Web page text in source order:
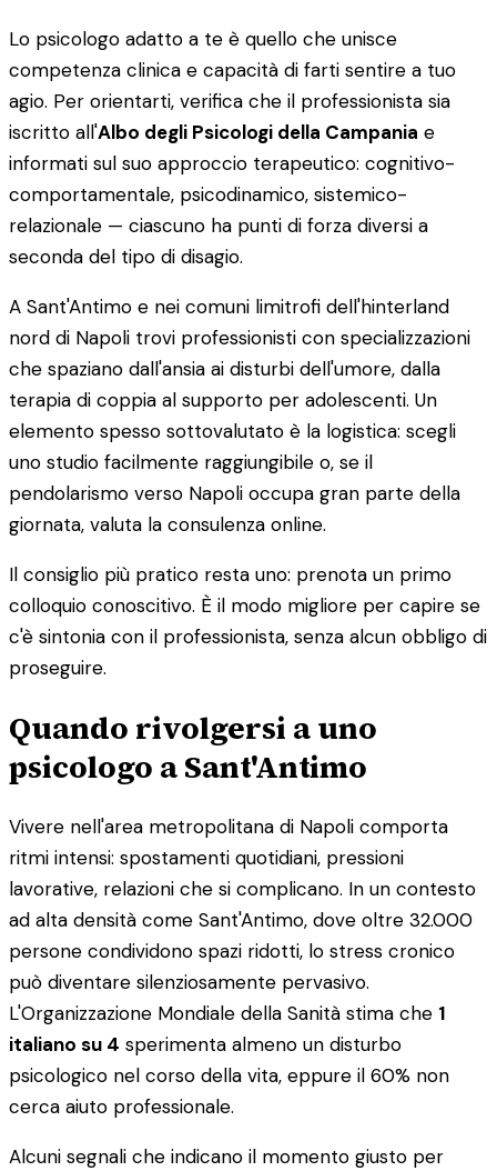
Lo psicologo adatto a te è quello che unisce
competenza clinica e capacità di farti sentire a tuo
agio. Per orientarti, verifica che il professionista sia
iscritto all'Albo degli Psicologi della Campania e
informati sul suo approccio terapeutico: cognitivo-
comportamentale, psicodinamico, sistemico-
relazionale — ciascuno ha punti di forza diversi a
seconda del tipo di disagio.
A Sant'Antimo e nei comuni limitrofi dell'hinterland
nord di Napoli trovi professionisti con specializzazioni
che spaziano dall'ansia ai disturbi dell'umore, dalla
terapia di coppia al supporto per adolescenti. Un
elemento spesso sottovalutato è la logistica: scegli
uno studio facilmente raggiungibile o, se il
pendolarismo verso Napoli occupa gran parte della
giornata, valuta la consulenza online.
Il consiglio più pratico resta uno: prenota un primo
colloquio conoscitivo. È il modo migliore per capire se
c'è sintonia con il professionista, senza alcun obbligo di
proseguire.
Quando rivolgersi a uno
psicologo a Sant'Antimo
Vivere nell'area metropolitana di Napoli comporta
ritmi intensi: spostamenti quotidiani, pressioni
lavorative, relazioni che si complicano. In un contesto
ad alta densità come Sant'Antimo, dove oltre 32.000
persone condividono spazi ridotti, lo stress cronico
può diventare silenziosamente pervasivo.
L'Organizzazione Mondiale della Sanità stima che 1
italiano su 4 sperimenta almeno un disturbo
psicologico nel corso della vita, eppure il 60% non
cerca aiuto professionale.
Alcuni segnali che indicano il momento giusto per